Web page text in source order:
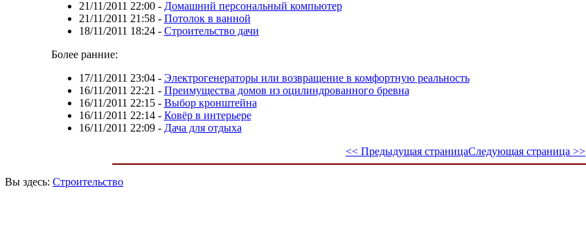
21/11/2011 22:00- Домашний персональный компьютер
21/11/2011 21:58- Потолок в ванной
18/11/2011 18:24- Строительство дачи
Более ранние:
17/11/2011 23:04- Электрогенераторы или возвращение в комфортную реальность
16/11/2011 22:21 - Преимущества домов из оцилиндрованного бревна
16/11/2011 22:15- Выбор кронштейна
16/11/2011 22:14- Ковёр в интерьере
16/11/2011 22:09- Дача для отдыха
<< Предыдущая страницаСледующая страница >>
Вы здесь: Строительство